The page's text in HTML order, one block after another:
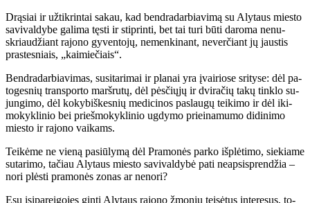
Drą­siai ir už­tik­rin­tai sa­kau, kad ben­dra­dar­bia­vi­mą su Aly­taus mies­to
sa­vi­val­dy­be ga­li­ma tęs­ti ir stip­rin­ti, bet tai tu­ri bū­ti da­ro­ma ne­nu­
skriau­džiant ra­jo­no gy­ven­to­jų, ne­men­ki­nant, ne­ver­čiant jų jaus­tis
pras­tes­niais, „kai­mie­čiais“.
Ben­dra­dar­bia­vi­mas, su­si­ta­ri­mai ir pla­nai yra įvai­rio­se sri­ty­se: dėl pa­
to­ges­nių trans­por­to marš­ru­tų, dėl pės­čių­jų ir dvi­ra­čių ta­kų tin­klo su­
jun­gi­mo, dėl ko­ky­biš­kes­nių me­di­ci­nos pa­slau­gų tei­ki­mo ir dėl iki­
mo­kyk­li­nio bei prieš­mo­kyk­li­nio ug­dy­mo pri­ei­na­mu­mo di­di­ni­mo
mies­to ir ra­jo­no vai­kams.
Tei­kė­me ne vie­ną pa­siū­ly­mą dėl Pra­mo­nės par­ko iš­plė­ti­mo, sie­kia­me
su­ta­ri­mo, ta­čiau Aly­taus mies­to sa­vi­val­dy­bė pa­ti neap­si­spren­džia –
no­ri plės­ti pra­mo­nės zo­nas ar ne­no­ri?
Esu įsi­pa­rei­go­jęs gin­ti Aly­taus ra­jo­no žmo­nių tei­sė­tus in­te­re­sus, to­